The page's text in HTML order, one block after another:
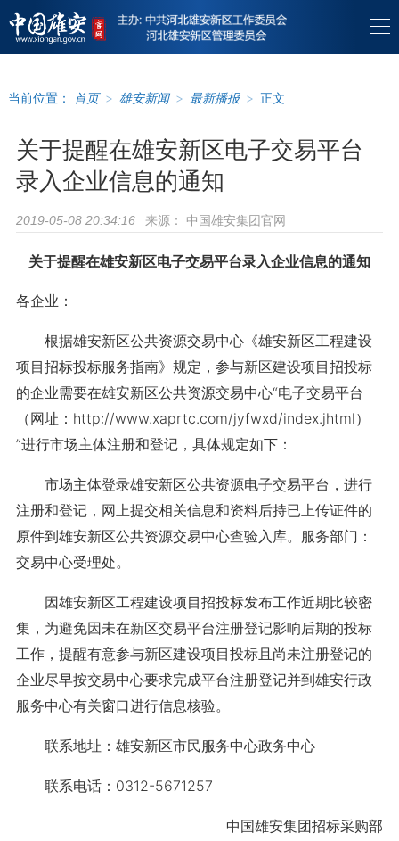
当前位置： 首页 > 雄安新闻 > 最新播报 > 正文
关于提醒在雄安新区电子交易平台
录入企业信息的通知
2019-05-08 20:34:16 来源： 中国雄安集团官网
关于提醒在雄安新区电子交易平台录入企业信息的通知
各企业：
根据雄安新区公共资源交易中心《雄安新区工程建设
项目招标投标服务指南》规定，参与新区建设项目招投标
的企业需要在雄安新区公共资源交易中心“电子交易平台
（网址：http://www.xaprtc.com/jyfwxd/index.jhtml）
”进行市场主体注册和登记，具体规定如下：
市场主体登录雄安新区公共资源电子交易平台，进行
注册和登记，网上提交相关信息和资料后持已上传证件的
原件到雄安新区公共资源交易中心查验入库。服务部门：
交易中心受理处。
因雄安新区工程建设项目招投标发布工作近期比较密
集，为避免因未在新区交易平台注册登记影响后期的投标
工作，提醒有意参与新区建设项目投标且尚未注册登记的
企业尽早按交易中心要求完成平台注册登记并到雄安行政
服务中心有关窗口进行信息核验。
联系地址：雄安新区市民服务中心政务中心
联系电话：0312-5671257
中国雄安集团招标采购部